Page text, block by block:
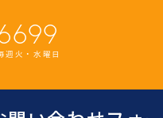
火・水曜日